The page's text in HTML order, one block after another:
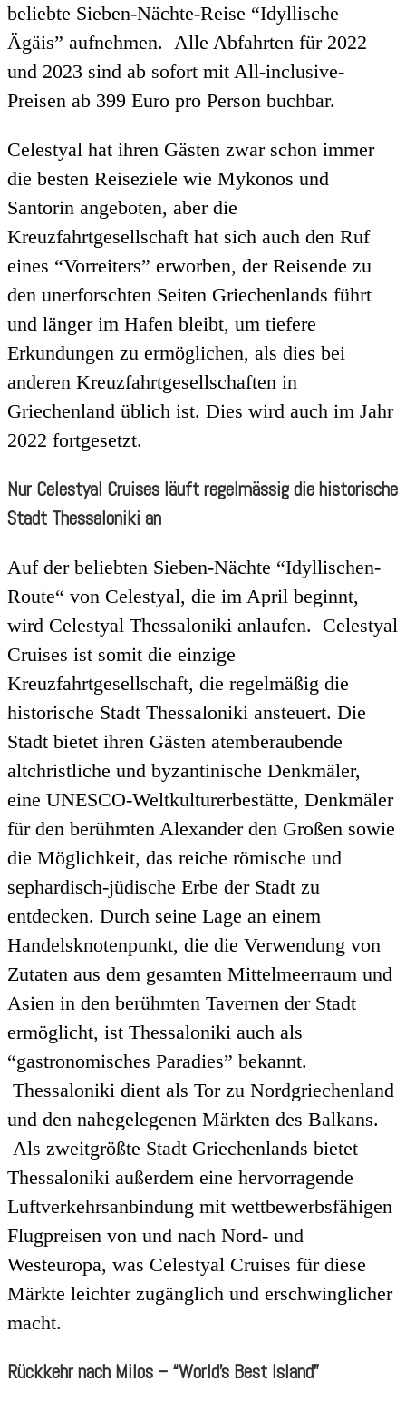
beliebte Sieben-Nächte-Reise “Idyllische
Ägäis” aufnehmen. Alle Abfahrten für 2022
und 2023 sind ab sofort mit All-inclusive-
Preisen ab 399 Euro pro Person buchbar.
Celestyal hat ihren Gästen zwar schon immer
die besten Reiseziele wie Mykonos und
Santorin angeboten, aber die
Kreuzfahrtgesellschaft hat sich auch den Ruf
eines “Vorreiters” erworben, der Reisende zu
den unerforschten Seiten Griechenlands führt
und länger im Hafen bleibt, um tiefere
Erkundungen zu ermöglichen, als dies bei
anderen Kreuzfahrtgesellschaften in
Griechenland üblich ist. Dies wird auch im Jahr
2022 fortgesetzt.
Nur Celestyal Cruises läuft regelmässig die historische
Stadt Thessaloniki an
Auf der beliebten Sieben-Nächte “Idyllischen-
Route“ von Celestyal, die im April beginnt,
wird Celestyal Thessaloniki anlaufen. Celestyal
Cruises ist somit die einzige
Kreuzfahrtgesellschaft, die regelmäßig die
historische Stadt Thessaloniki ansteuert. Die
Stadt bietet ihren Gästen atemberaubende
altchristliche und byzantinische Denkmäler,
eine UNESCO-Weltkulturerbestätte, Denkmäler
für den berühmten Alexander den Großen sowie
die Möglichkeit, das reiche römische und
sephardisch-jüdische Erbe der Stadt zu
entdecken. Durch seine Lage an einem
Handelsknotenpunkt, die die Verwendung von
Zutaten aus dem gesamten Mittelmeerraum und
Asien in den berühmten Tavernen der Stadt
ermöglicht, ist Thessaloniki auch als
“gastronomisches Paradies” bekannt.
Thessaloniki dient als Tor zu Nordgriechenland
und den nahegelegenen Märkten des Balkans.
Als zweitgrößte Stadt Griechenlands bietet
Thessaloniki außerdem eine hervorragende
Luftverkehrsanbindung mit wettbewerbsfähigen
Flugpreisen von und nach Nord- und
Westeuropa, was Celestyal Cruises für diese
Märkte leichter zugänglich und erschwinglicher
macht.
Rückkehr nach Milos – “World’s Best Island”